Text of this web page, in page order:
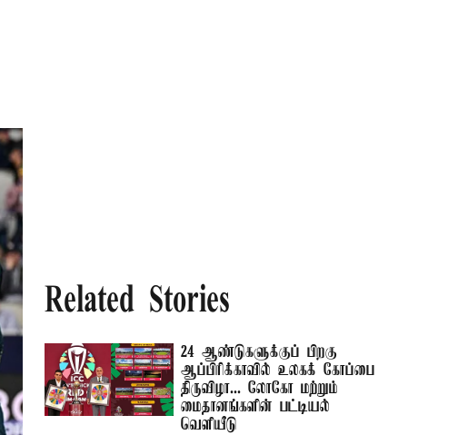
Related Stories
24 ஆண்டுகளுக்குப் பிறகு
ஆப்பிரிக்காவில் உலகக் கோப்பை
திருவிழா... லோகோ மற்றும்
மைதானங்களின் பட்டியல்
வெளியீடு